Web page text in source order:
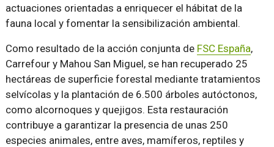
actuaciones orientadas a enriquecer el hábitat de la
fauna local y fomentar la sensibilización ambiental.
Como resultado de la acción conjunta de FSC España,
Carrefour y Mahou San Miguel, se han recuperado 25
hectáreas de superficie forestal mediante tratamientos
selvícolas y la plantación de 6.500 árboles autóctonos,
como alcornoques y quejigos. Esta restauración
contribuye a garantizar la presencia de unas 250
especies animales, entre aves, mamíferos, reptiles y